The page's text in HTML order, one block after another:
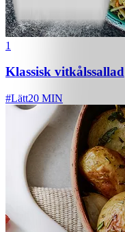
1
Klassisk vitkålssallad
#Lätt20 MIN